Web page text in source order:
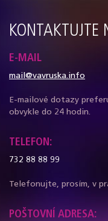
KONTAKTUJTE
E-MAIL
mail@vavruska.info
E-mailové dotazy
obvykle do 24 hodin.
TELEFON:
732 88 88 99
Telefonujte, prosím, v
POŠTOVNÍ ADRESA: